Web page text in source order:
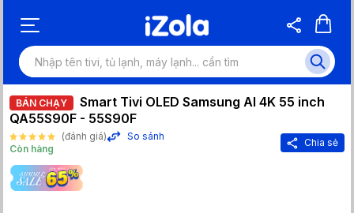
BÁN CHẠY
Smart Tivi OLED Samsung AI 4K 55 inch
QA55S90F - 55S90F
(đánh giá)
So sánh
Còn hàng
Chia sẻ